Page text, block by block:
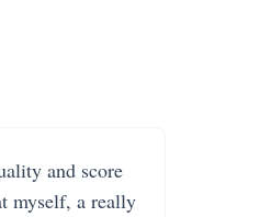
and score
myself, a really